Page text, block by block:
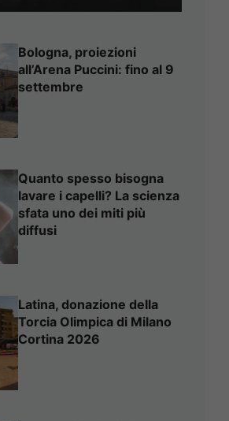
Bologna, proiezioni
all’Arena Puccini: fino al 9
settembre
Quanto spesso bisogna
lavare i capelli? La scienza
sfata uno dei miti più
diffusi
Latina, donazione della
Torcia Olimpica di Milano
Cortina 2026